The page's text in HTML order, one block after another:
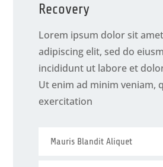
Recovery
Lorem ipsum dolor sit
adipiscing elit, sed do
incididunt ut labore et
Ut enim ad minim veniam,
exercitation
Mauris Blandit Aliquet